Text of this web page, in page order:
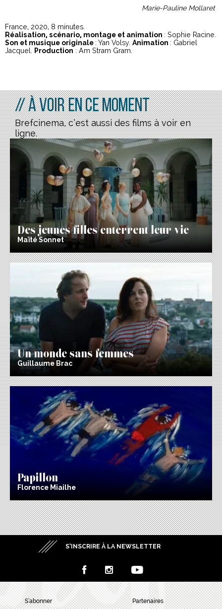
Marie-Pauline Mollaret
France, 2020, 8 minutes.
Réalisation, scénario, montage et animation : Sophie Racine.
Son et musique originale : Yan Volsy. Animation : Gabriel
Jacquel.
Production : Am Stram Gram.
// À voir en ce moment
Brefcinema, c’est aussi des films à voir en
ligne.
Des jeunes filles enterrent leur vie
Maïté Sonnet
Un monde sans femmes
Guillaume Brac
Papillon
Florence Miailhe
S’INSCRIRE À LA NEWSLETTER
S’abonner Partenaires